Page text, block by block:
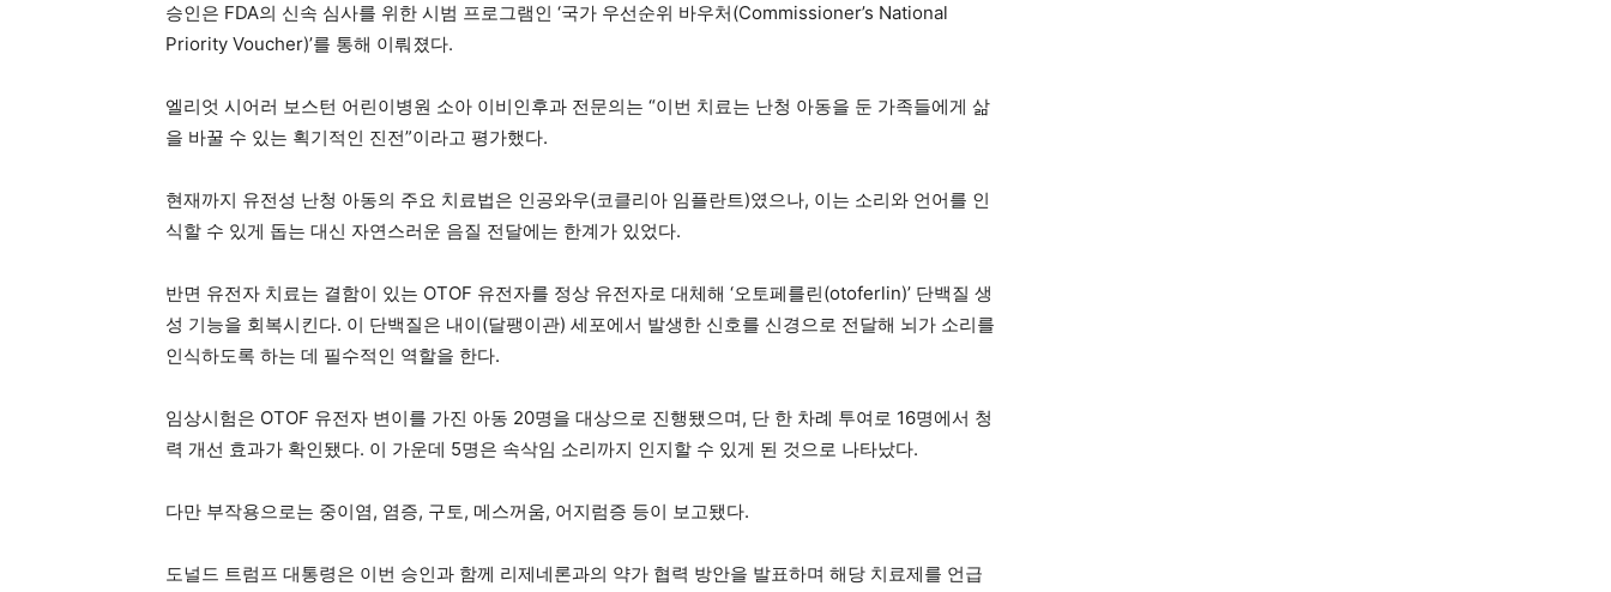
승인은 FDA의 신속 심사를 위한 시범 프로그램인 ‘국가 우선순위 바우처(Commissioner’s National
Priority Voucher)’를 통해 이뤄졌다.
엘리엇 시어러 보스턴 어린이병원 소아 이비인후과 전문의는 “이번 치료는 난청 아동을 둔 가족들에게 삶
을 바꿀 수 있는 획기적인 진전”이라고 평가했다.
현재까지 유전성 난청 아동의 주요 치료법은 인공와우(코클리아 임플란트)였으나, 이는 소리와 언어를 인
식할 수 있게 돕는 대신 자연스러운 음질 전달에는 한계가 있었다.
반면 유전자 치료는 결함이 있는 OTOF 유전자를 정상 유전자로 대체해 ‘오토페를린(otoferlin)’ 단백질 생
성 기능을 회복시킨다. 이 단백질은 내이(달팽이관) 세포에서 발생한 신호를 신경으로 전달해 뇌가 소리를
인식하도록 하는 데 필수적인 역할을 한다.
임상시험은 OTOF 유전자 변이를 가진 아동 20명을 대상으로 진행됐으며, 단 한 차례 투여로 16명에서 청
력 개선 효과가 확인됐다. 이 가운데 5명은 속삭임 소리까지 인지할 수 있게 된 것으로 나타났다.
다만 부작용으로는 중이염, 염증, 구토, 메스꺼움, 어지럼증 등이 보고됐다.
도널드 트럼프 대통령은 이번 승인과 함께 리제네론과의 약가 협력 방안을 발표하며 해당 치료제를 언급